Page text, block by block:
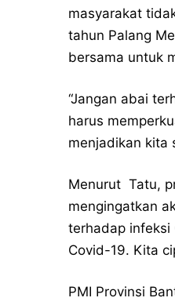
masyarakat
tahun Palang
bersama untuk
“Jangan abai
harus
menjadikan kita
Menurut Tatu,
mengingatkan
terhadap infeksi
Covid-19. Kita
PMI Provinsi